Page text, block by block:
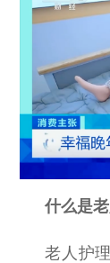
什么是
老人护